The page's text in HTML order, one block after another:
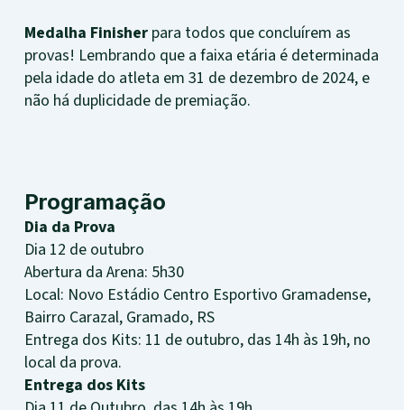
Medalha Finisherpara todos que concluírem as
provas! Lembrando que a faixa etária é determinada
pela idade do atleta em 31 de dezembro de 2024, e
não há duplicidade de premiação.
Programação
Dia da Prova
Dia 12 de outubro
Abertura da Arena: 5h30
Local: Novo Estádio Centro Esportivo Gramadense,
Bairro Carazal, Gramado, RS
Entrega dos Kits: 11 de outubro, das 14h às 19h, no
local da prova.
Entrega dos Kits